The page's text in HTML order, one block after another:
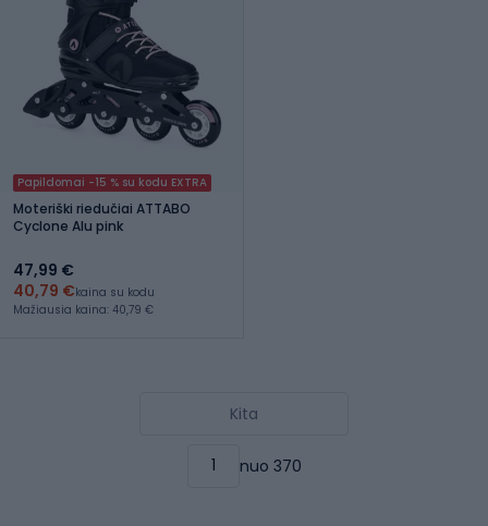
Papildomai -15 % su kodu EXTRA
Moteriški riedučiai ATTABO
Cyclone Alu pink
47,99 €
40,79 €kaina su kodu
Mažiausia kaina: 40,79 €
Kita
nuo 370